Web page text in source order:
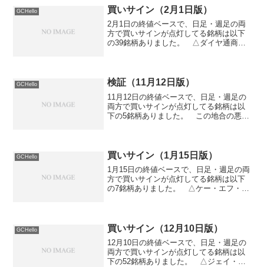
GCHello 買いサイン（2月1日版）
2月1日の終値ベースで、日足・週足の両
方で買いサインが点灯してる銘柄は以下
の39銘柄ありました。 △ダイヤ通商
佐藤渡辺（...
GCHello 検証（11月12日版）
11月12日の終値ベースで、日足・週足の
両方で買いサインが点灯してる銘柄は以
下の5銘柄ありました。 この地合の悪さ
（7878） ...
GCHello 買いサイン（1月15日版）
1月15日の終値ベースで、日足・週足の両
方で買いサインが点灯してる銘柄は以下
の7銘柄ありました。 △ケー・エフ・シ
（...
GCHello 買いサイン（12月10日版）
12月10日の終値ベースで、日足・週足の
両方で買いサインが点灯してる銘柄は以
下の52銘柄ありました。 △ジェイ・ブ